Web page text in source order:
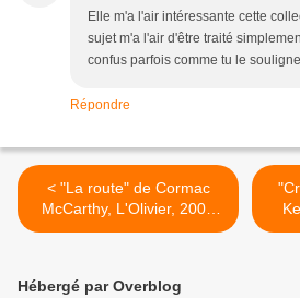
Elle m'a l'air intéressante cette
sujet m'a l'air d'être traité
confus parfois comme tu le
Répondre
< "La route" de Cormac
McCarthy, L'Olivier, 2006
(EU), 2008 (F)
Hébergé par Overblog